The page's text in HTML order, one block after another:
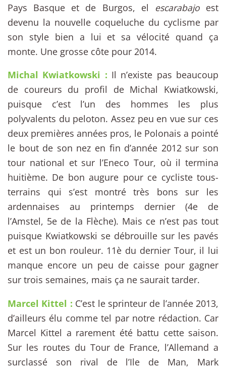
Pays Basque et de Burgos, el escarabajo est
devenu la nouvelle coqueluche du cyclisme par
son style bien a lui et sa vélocité quand ça
monte. Une grosse côte pour 2014.
Michal Kwiatkowski : Il n’existe pas beaucoup
de coureurs du profil de Michal Kwiatkowski,
puisque c’est l’un des hommes les plus
polyvalents du peloton. Assez peu en vue sur ces
deux premières années pros, le Polonais a pointé
le bout de son nez en fin d’année 2012 sur son
tour national et sur l’Eneco Tour, où il termina
huitième. De bon augure pour ce cycliste tous-
terrains qui s’est montré très bons sur les
ardennaises au printemps dernier (4e de
l’Amstel, 5e de la Flèche). Mais ce n’est pas tout
puisque Kwiatkowski se débrouille sur les pavés
et est un bon rouleur. 11è du dernier Tour, il lui
manque encore un peu de caisse pour gagner
sur trois semaines, mais ça ne saurait tarder.
Marcel Kittel : C’est le sprinteur de l’année 2013,
d’ailleurs élu comme tel par notre rédaction. Car
Marcel Kittel a rarement été battu cette saison.
Sur les routes du Tour de France, l’Allemand a
surclassé son rival de l’Ile de Man, Mark